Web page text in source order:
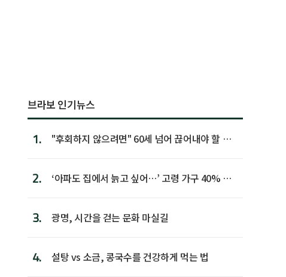
브라보 인기뉴스
1.
"후회하지 않으려면" 60세 넘어 끊어내야 할 사
2.
‘아파도 집에서 늙고 싶어…’ 고령 가구 40% 노
3. 광명, 시간을 걷는 문화 마실길
4. 설탕 vs 소금, 콩국수를 건강하게 먹는 법